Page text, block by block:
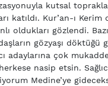
kutsal
katıldı. Kur’an-ı Kerim
oldukları gözlendi.
gözyaşı döktüğü
adaylarına çok
nasip etsin.
Medine’ye